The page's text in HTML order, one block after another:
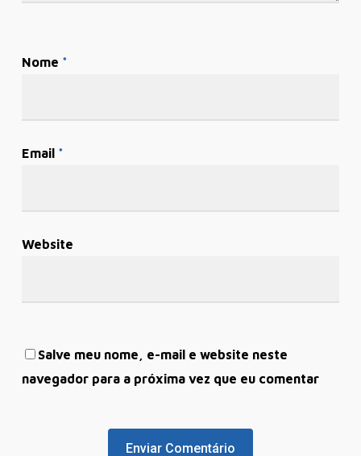
Nome *
Email *
Website
Salve meu nome, e-mail e website neste
navegador para a próxima vez que eu comentar